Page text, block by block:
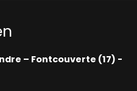
– Fontcouverte (17) -